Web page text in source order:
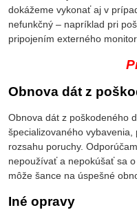
dokážeme vykonať aj v
nefunkčný – napríklad pri
pripojením externého
Obnova dát z
Obnova dát z poškodeného
špecializovaného
rozsahu poruchy.
nepoužívať a nepokúšať sa
môže šance na úspešné
Iné opravy